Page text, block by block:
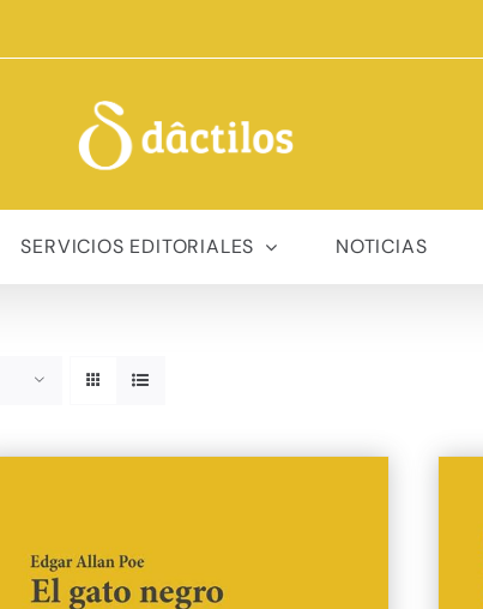
SERVICIOS EDITORIALES NOTICIAS